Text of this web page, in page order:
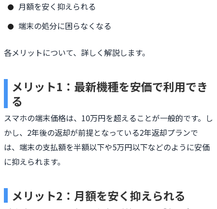
月額を安く抑えられる
端末の処分に困らなくなる
各メリットについて、詳しく解説します。
メリット1：最新機種を安価で利用でき
る
スマホの端末価格は、10万円を超えることが一般的です。し
かし、2年後の返却が前提となっている2年返却プランで
は、端末の支払額を半額以下や5万円以下などのように安価
に抑えられます。
メリット2：月額を安く抑えられる